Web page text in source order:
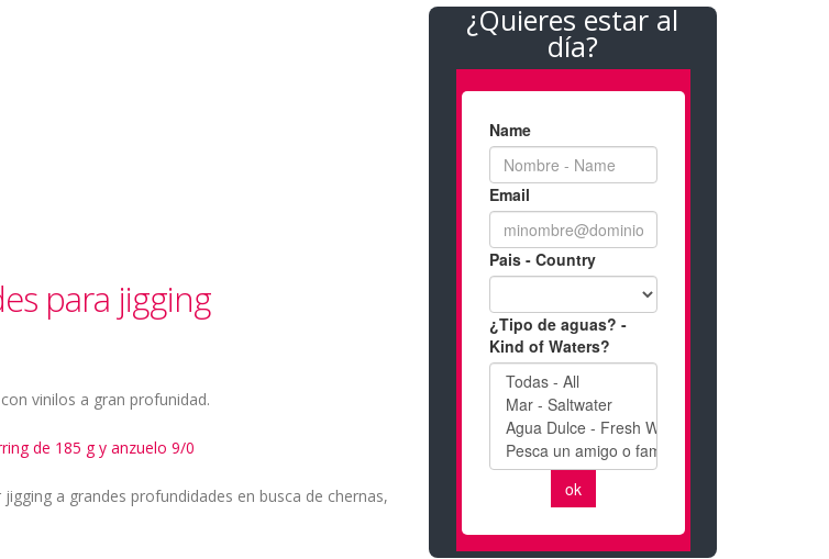
para jigging
vinilos a gran profunidad.
de 185 g y anzuelo 9/0
a grandes profundidades en busca de chernas,
¿Quieres estar al
día?